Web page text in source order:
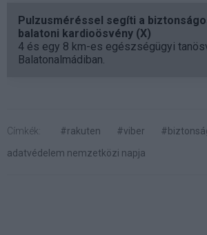
Pulzusméréssel segíti a
balatoni kardioösvény (X)
4 és egy 8 km-es egészségügyi
Balatonalmádiban.
Címkék: #rakuten #viber
adatvédelem nemzetközi napja